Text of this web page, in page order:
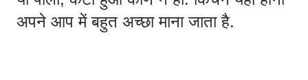
अपने आप में बहुत अच्छा माना जाता है.